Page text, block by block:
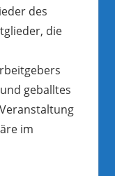
des
die
geballtes
im